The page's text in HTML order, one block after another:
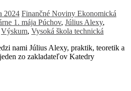
2024 Finančné Noviny Ekonomická
1. mája Púchov, Július Alexy,
Výskum, Vysoká škola technická
nami Július Alexy, praktik, teoretik a
zo zakladateľov Katedry